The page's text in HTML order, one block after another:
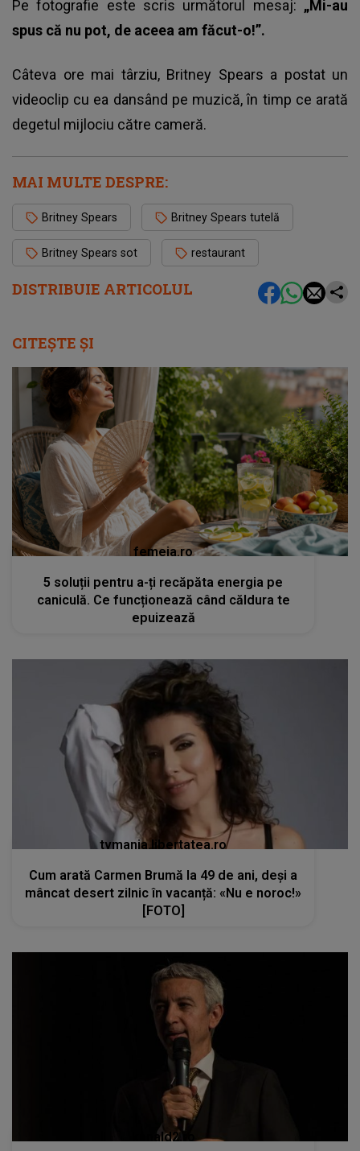
DISTRIBUIE ARTICOLUL
Pe fotografie este scris următorul mesaj: „Mi-au
spus că nu pot, de aceea am făcut-o!”.
Câteva ore mai târziu, Britney Spears a postat un
videoclip cu ea dansând pe muzică, în timp ce arată
degetul mijlociu către cameră.
MAI MULTE DESPRE:
Britney Spears Britney Spears tutelă
Britney Spears sot restaurant
CITEȘTE ȘI
femeia.ro
5 soluții pentru a-ți recăpăta energia pe
caniculă. Ce funcționează când căldura te
epuizează
tvmania.libertatea.ro
Cum arată Carmen Brumă la 49 de ani, deși a
mâncat desert zilnic în vacanță: «Nu e noroc!»
[FOTO]
kanald2.ro